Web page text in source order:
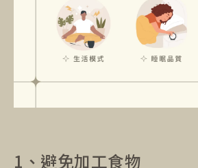
1、避免加工食物